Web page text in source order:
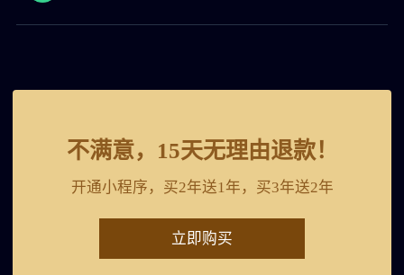
不满意，15天无理由退款！
开通小程序，买2年送1年，买3年送2年
立即购买